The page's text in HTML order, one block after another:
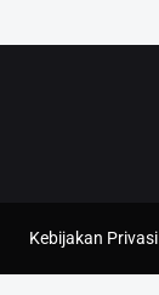
Kebijakan Privasi